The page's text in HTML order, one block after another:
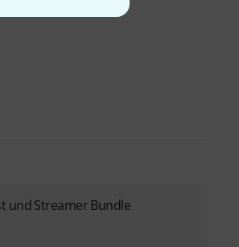
und Streamer Bundle